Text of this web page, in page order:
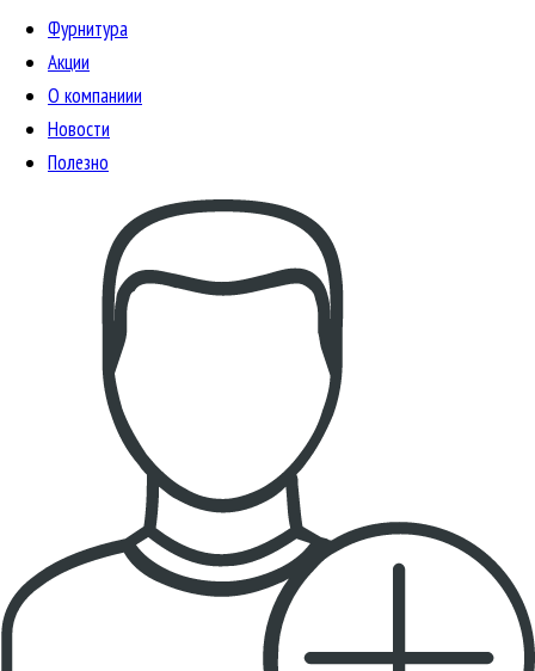
Фурнитура
Акции
О компаниии
Новости
Полезно